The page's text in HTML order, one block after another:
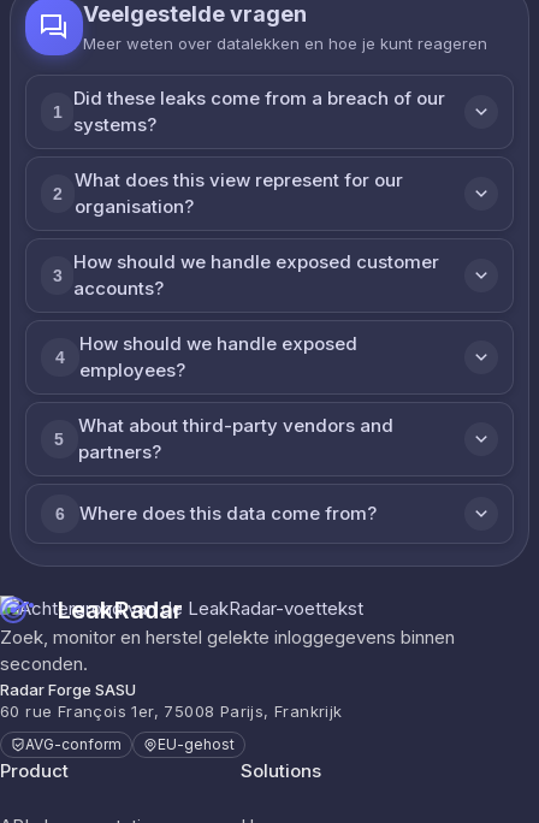
Veelgestelde vragen
Meer weten over datalekken en hoe je kunt reageren
1
Did these leaks come from a breach of our
systems?
2
What does this view represent for our
organisation?
3
How should we handle exposed customer
accounts?
4
How should we handle exposed
employees?
5
What about third-party vendors and
partners?
6 Where does this data come from?
LeakRadar
Zoek, monitor en herstel gelekte inloggegevens binnen
seconden.
Radar Forge SASU
60 rue François 1er, 75008 Parijs, Frankrijk
AVG-conform EU-gehost
Product Solutions